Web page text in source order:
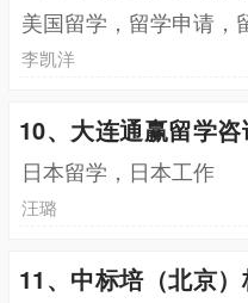
美国留学，留学申请，
李凯洋
10、大连通赢留学
日本留学，日本工作
汪璐
11、中标培（北京